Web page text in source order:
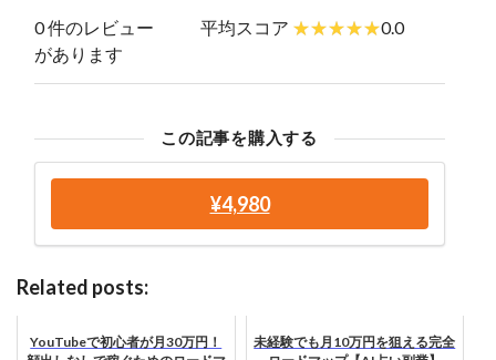
0 件のレビュー
があります
平均スコア 0.0
この記事を購入する
¥4,980
Related posts:
YouTubeで初心者が月30万円！
未経験でも月10万円を狙える完全